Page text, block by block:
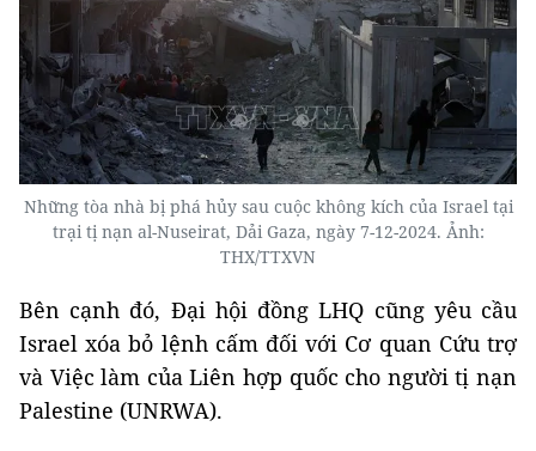
Những tòa nhà bị phá hủy sau cuộc không kích của Israel tại
trại tị nạn al-Nuseirat, Dải Gaza, ngày 7-12-2024. Ảnh:
THX/TTXVN
Bên cạnh đó, Đại hội đồng LHQ cũng yêu cầu
Israel xóa bỏ lệnh cấm đối với Cơ quan Cứu trợ
và Việc làm của Liên hợp quốc cho người tị nạn
Palestine (UNRWA).